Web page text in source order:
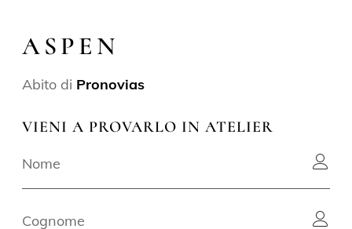
ASPEN
Abito di Pronovias
VIENI A PROVARLO IN ATELIER